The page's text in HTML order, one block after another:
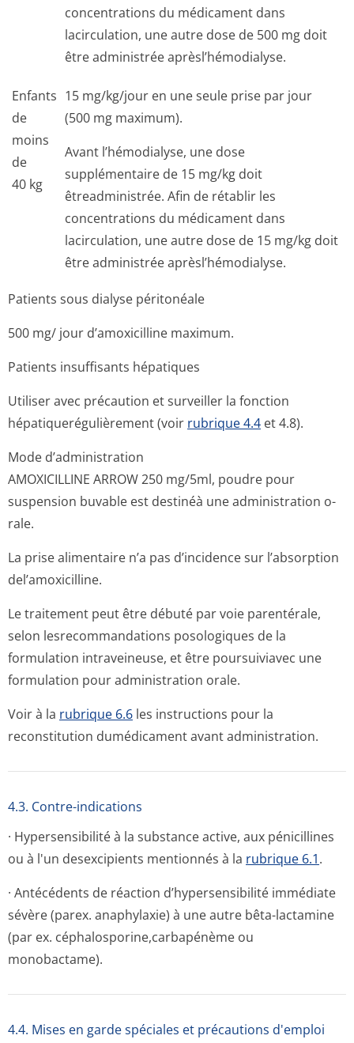
concentrations du médicament dans
lacirculation, une autre dose de 500 mg doit
être administrée aprèsl’hémodialyse.
Enfants
de
moins
de
40 kg
15 mg/kg/jour en une seule prise par jour
(500 mg maximum).
Avant l’hémodialyse, une dose
supplémentaire de 15 mg/kg doit
êtreadministrée. Afin de rétablir les
concentrations du médicament dans
lacirculation, une autre dose de 15 mg/kg doit
être administrée aprèsl’hémodialyse.
Patients sous dialyse péritonéale
500 mg/ jour d’amoxicilline maximum.
Patients insuffisants hépatiques
Utiliser avec précaution et surveiller la fonction
hépatiquerégu­lièrement (voir rubrique 4.4 et 4.8).
Mode d’administration
AMOXICILLINE ARROW 250 mg/5ml, poudre pour
suspension buvable est destinéà une administration o­
rale.
La prise alimentaire n’a pas d’incidence sur l’absorption
del’amoxicilline.
Le traitement peut être débuté par voie parentérale,
selon lesrecommandations posologiques de la
formulation intraveineuse, et être poursuiviavec une
formulation pour administration o­rale.
Voir à la rubrique 6.6 les instructions pour la
reconstitution dumédicament avant administration.
4.3. Contre-indications
· Hypersensibilité à la substance active, aux pénicillines
ou à l'un desexcipients mentionnés à la rubrique 6.1.
· Antécédents de réaction d’hypersensibilité immédiate
sévère (parex. anaphylaxie) à une autre bêta-lactamine
(par ex. céphalosporine,car­bapénème ou
monobactame).
4.4. Mises en garde spéciales et précautions d'emploi